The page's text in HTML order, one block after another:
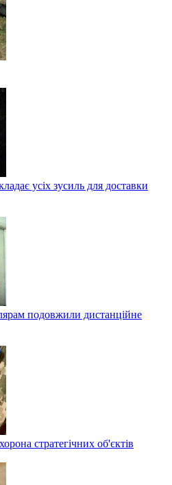
усіх зусиль для доставки
подовжили дистанційне
стратегічних об'єктів